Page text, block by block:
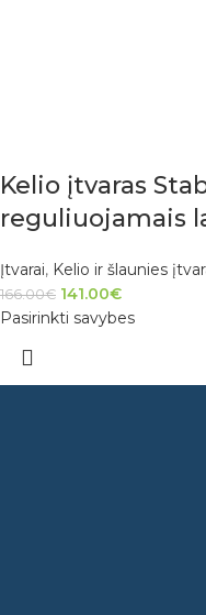
Kelio įtvaras
reguliuojamais
Įtvarai, Kelio ir šlaunies
166.00€ 141.00€
Pasirinkti savybes